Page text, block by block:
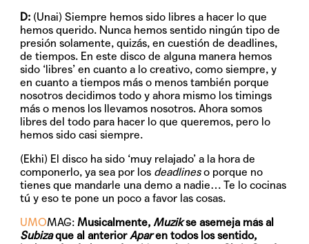
D: (Unai) Siempre hemos sido libres a hacer lo que
hemos querido. Nunca hemos sentido ningún tipo de
presión solamente, quizás, en cuestión de deadlines,
de tiempos. En este disco de alguna manera hemos
sido ‘libres’ en cuanto a lo creativo, como siempre, y
en cuanto a tiempos más o menos también porque
nosotros decidimos todo y ahora mismo los timings
más o menos los llevamos nosotros. Ahora somos
libres del todo para hacer lo que queremos, pero lo
hemos sido casi siempre.
(Ekhi) El disco ha sido ‘muy relajado’ a la hora de
componerlo, ya sea por los deadlineso porque no
tienes que mandarle una demo a nadie… Te lo cocinas
tú y eso te pone un poco a favor las cosas.
UMOMAG: Musicalmente, Muzikse asemeja más al
Subizaque al anteriorAparen todos los sentido,